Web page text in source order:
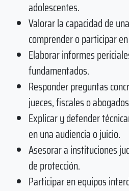
adolescentes.
Valorar la capacidad de
comprender o participar
Elaborar informes
fundamentados.
Responder preguntas
jueces, fiscales o
Explicar y defender
en una audiencia o juicio.
Asesorar a instituciones
de protección.
Participar en equipos